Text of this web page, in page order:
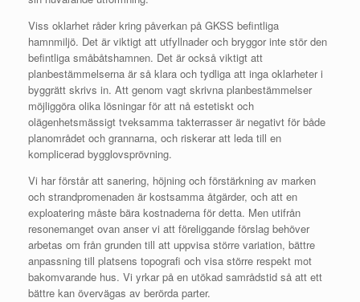
Viss oklarhet råder kring påverkan på GKSS befintliga
hamnmiljö. Det är viktigt att utfyllnader och bryggor inte stör den
befintliga småbåtshamnen. Det är också viktigt att
planbestämmelserna är så klara och tydliga att inga oklarheter i
byggrätt skrivs in. Att genom vagt skrivna planbestämmelser
möjliggöra olika lösningar för att nå estetiskt och
olägenhetsmässigt tveksamma takterrasser är negativt för både
planområdet och grannarna, och riskerar att leda till en
komplicerad bygglovsprövning.
Vi har förstår att sanering, höjning och förstärkning av marken
och strandpromenaden är kostsamma åtgärder, och att en
exploatering måste bära kostnaderna för detta. Men utifrån
resonemanget ovan anser vi att föreliggande förslag behöver
arbetas om från grunden till att uppvisa större variation, bättre
anpassning till platsens topografi och visa större respekt mot
bakomvarande hus. Vi yrkar på en utökad samrådstid så att ett
bättre kan övervägas av berörda parter.